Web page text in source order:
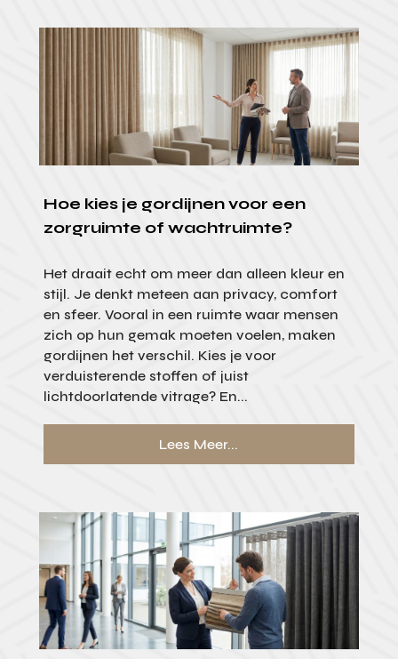
Hoe kies je gordijnen voor een
zorgruimte of wachtruimte?
Het draait echt om meer dan alleen kleur en
stijl. Je denkt meteen aan privacy, comfort
en sfeer. Vooral in een ruimte waar mensen
zich op hun gemak moeten voelen, maken
gordijnen het verschil. Kies je voor
verduisterende stoffen of juist
lichtdoorlatende vitrage? En...
Lees Meer...